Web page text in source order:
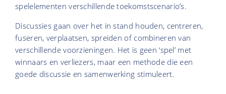
spelelementen verschillende toekomstscenario’s.
Discussies gaan over het in stand houden, centreren,
fuseren, verplaatsen, spreiden of combineren van
verschillende voorzieningen. Het is geen ‘spel’ met
winnaars en verliezers, maar een methode die een
goede discussie en samenwerking stimuleert.